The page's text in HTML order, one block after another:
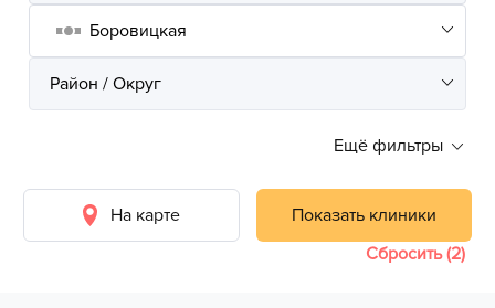
Ещё фильтры
На карте
Показать клиники
Сбросить (2)